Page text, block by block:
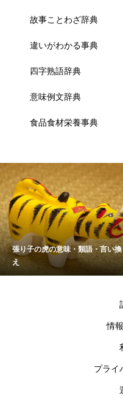
故事ことわざ辞典
違いがわかる事典
四字熟語辞典
意味例文辞典
食品食材栄養事典
張り子の虎の意味・類語・言い換
え
情
プライ